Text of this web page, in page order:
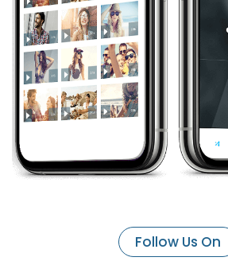
Follow Us On